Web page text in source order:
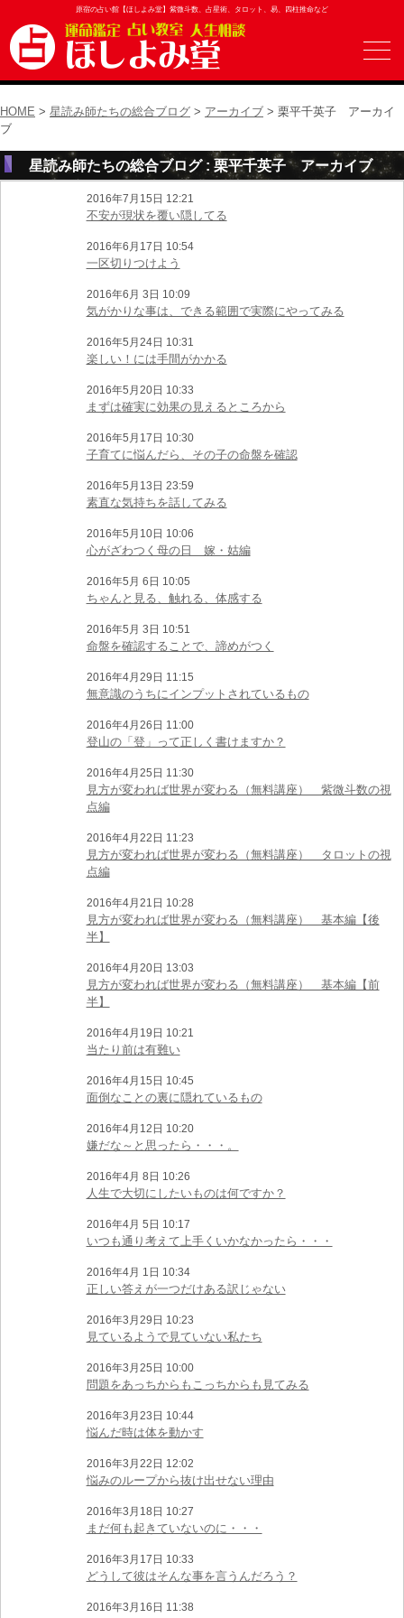
原宿の占い館【ほしよみ堂】紫微斗数、占星術、タロット、易、四柱推命など
HOME > 星読み師たちの総合ブログ > アーカイブ > 栗平千英子 アーカイ
ブ
星読み師たちの総合ブログ : 栗平千英子 アーカイブ
2016年7月15日 12:21
不安が現状を覆い隠してる
2016年6月17日 10:54
一区切りつけよう
2016年6月 3日 10:09
気がかりな事は、できる範囲で実際にやってみる
2016年5月24日 10:31
楽しい！には手間がかかる
2016年5月20日 10:33
まずは確実に効果の見えるところから
2016年5月17日 10:30
子育てに悩んだら、その子の命盤を確認
2016年5月13日 23:59
素直な気持ちを話してみる
2016年5月10日 10:06
心がざわつく母の日 嫁・姑編
2016年5月 6日 10:05
ちゃんと見る、触れる、体感する
2016年5月 3日 10:51
命盤を確認することで、諦めがつく
2016年4月29日 11:15
無意識のうちにインプットされているもの
2016年4月26日 11:00
登山の「登」って正しく書けますか？
2016年4月25日 11:30
見方が変われば世界が変わる（無料講座） 紫微斗数の視
点編
2016年4月22日 11:23
見方が変われば世界が変わる（無料講座） タロットの視
点編
2016年4月21日 10:28
見方が変われば世界が変わる（無料講座） 基本編【後
半】
2016年4月20日 13:03
見方が変われば世界が変わる（無料講座） 基本編【前
半】
2016年4月19日 10:21
当たり前は有難い
2016年4月15日 10:45
面倒なことの裏に隠れているもの
2016年4月12日 10:20
嫌だな～と思ったら・・・。
2016年4月 8日 10:26
人生で大切にしたいものは何ですか？
2016年4月 5日 10:17
いつも通り考えて上手くいかなかったら・・・
2016年4月 1日 10:34
正しい答えが一つだけある訳じゃない
2016年3月29日 10:23
見ているようで見ていない私たち
2016年3月25日 10:00
問題をあっちからもこっちからも見てみる
2016年3月23日 10:44
悩んだ時は体を動かす
2016年3月22日 12:02
悩みのループから抜け出せない理由
2016年3月18日 10:27
まだ何も起きていないのに・・・
2016年3月17日 10:33
どうして彼はそんな事を言うんだろう？
2016年3月16日 11:38